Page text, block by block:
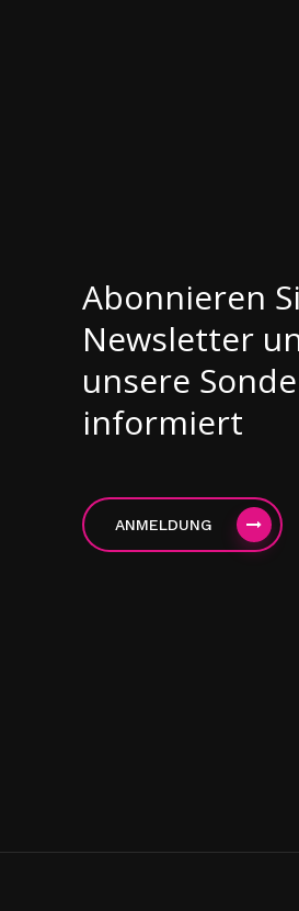
Abonnieren
Newsletter
unsere
informiert
ANMELDUNG